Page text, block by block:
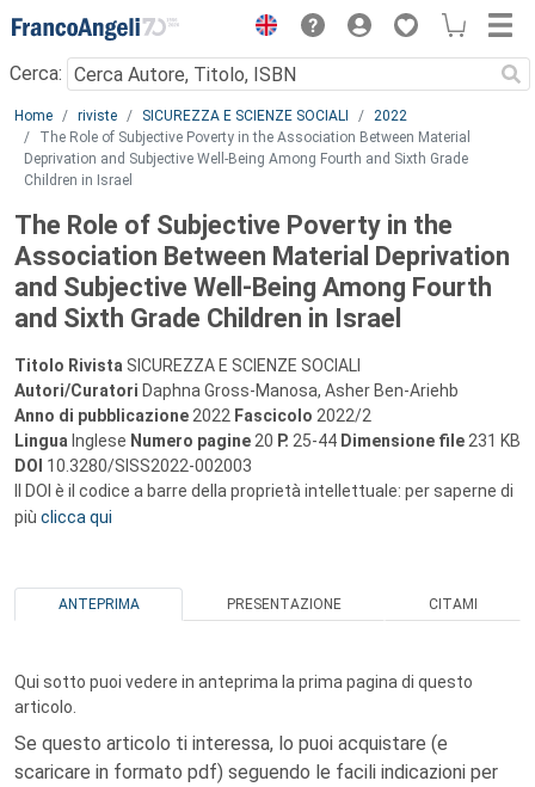
Menu
Cerca:
Main content
Home riviste SICUREZZA E SCIENZE SOCIALI
2022
The Role of Subjective Poverty in the Association Between Material
Deprivation and Subjective Well-Being Among Fourth and Sixth Grade
Children in Israel
The Role of Subjective Poverty in the
Association Between Material Deprivation
and Subjective Well-Being Among Fourth
and Sixth Grade Children in Israel
Titolo Rivista SICUREZZA E SCIENZE SOCIALI
Autori/Curatori Daphna Gross-Manosa, Asher Ben-Ariehb
Anno di pubblicazione 2022 Fascicolo 2022/2
Lingua Inglese Numero pagine 20 P. 25-44 Dimensione file 231 KB
DOI 10.3280/SISS2022-002003
Il DOI è il codice a barre della proprietà intellettuale: per saperne di
più clicca qui
ANTEPRIMA PRESENTAZIONE CITAMI
Qui sotto puoi vedere in anteprima la prima pagina di questo
articolo.
Se questo articolo ti interessa, lo puoi acquistare (e
scaricare in formato pdf) seguendo le facili indicazioni per